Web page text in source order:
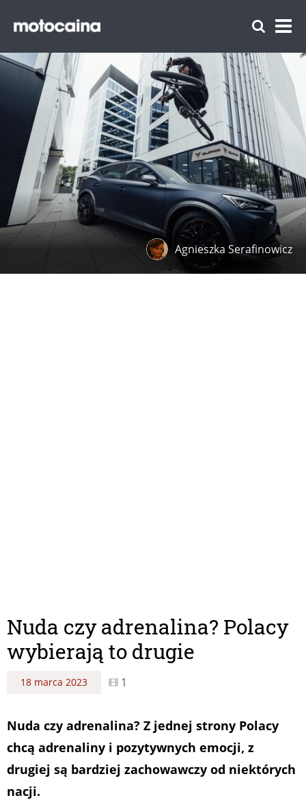
Agnieszka Serafinowicz
Nuda czy adrenalina? Polacy
wybierają to drugie
18 marca 2023 1
Nuda czy adrenalina? Z jednej strony Polacy
chcą adrenaliny i pozytywnych emocji, z
drugiej są bardziej zachowawczy od niektórych
nacji.